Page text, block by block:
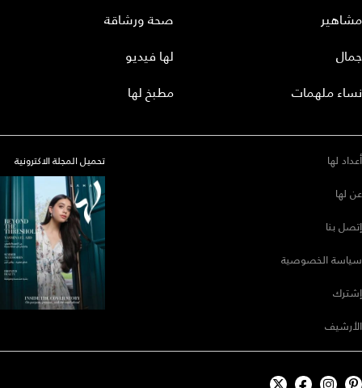
مشاهير
جمال
نساء ملهمات
صحة ورشاقة
لها فيديو
مطبخ لها
أعداد لها
عن لها
إتصل بنا
سياسة الخصوصية
إشترك
الأرشيف
تحميل المجلة الاكترونية